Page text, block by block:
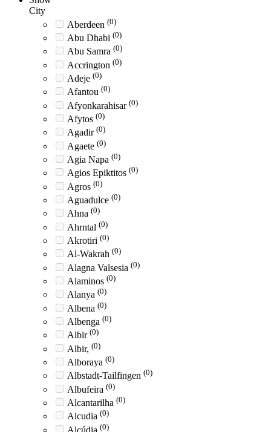
City
Aberdeen (0)
Abu Dhabi (0)
Abu Samra (0)
Accrington (0)
Adeje (0)
Afantou (0)
Afyonkarahisar (0)
Afytos (0)
Agadir (0)
Agaete (0)
Agia Napa (0)
Agios Epiktitos (0)
Agros (0)
Aguadulce (0)
Ahna (0)
Ahrntal (0)
Akrotiri (0)
Al-Wakrah (0)
Alagna Valsesia (0)
Alaminos (0)
Alanya (0)
Albena (0)
Albenga (0)
Albir (0)
Albir, (0)
Alboraya (0)
Albstadt-Tailfingen (0)
Albufeira (0)
Alcantarilha (0)
Alcudia (0)
Alcúdia (0)